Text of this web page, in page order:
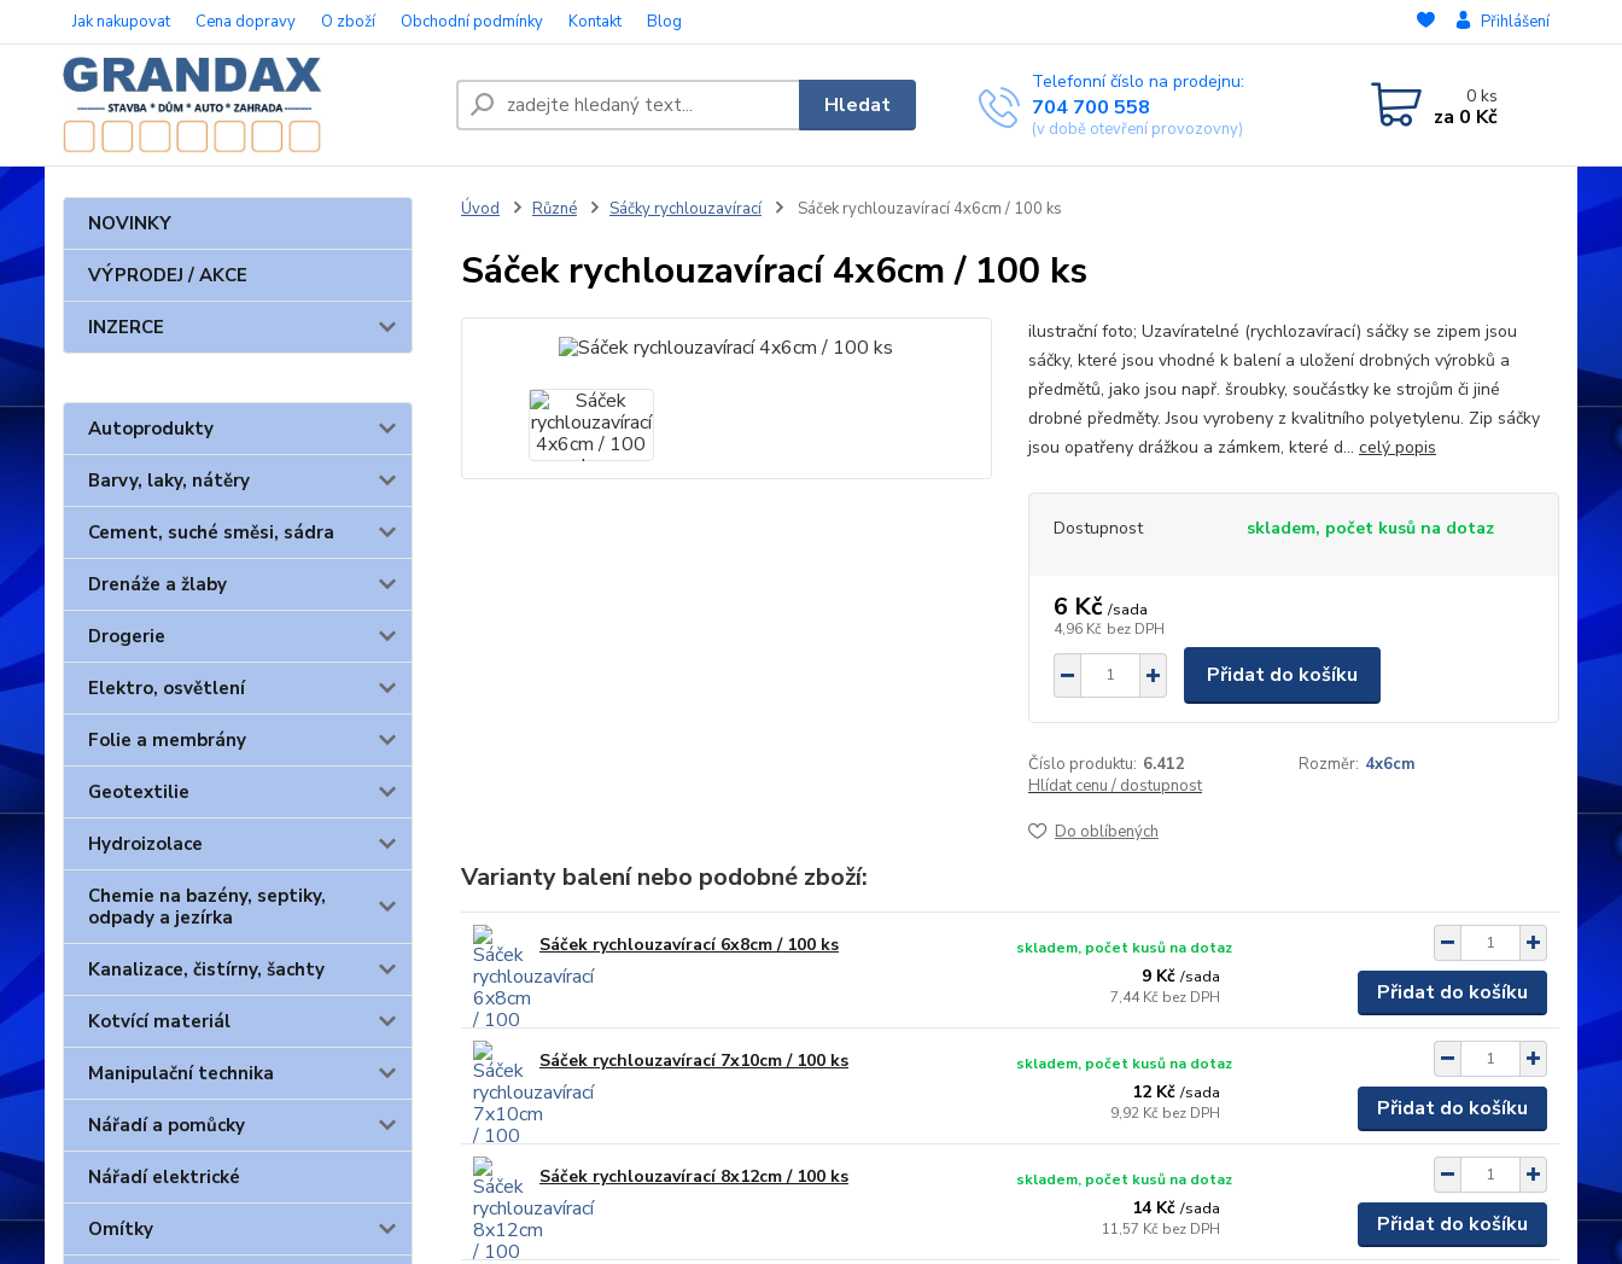
Jak nakupovat Cena dopravy O zboží Obchodní podmínky Kontakt Blog Přihlášení
Hledat
Telefonní číslo na prodejnu:
704 700 558
(v době otevření provozovny)
0ks
za 0 Kč
NOVINKY
VÝPRODEJ / AKCE
INZERCE
Autoprodukty
Barvy, laky, nátěry
Cement, suché směsi, sádra
Drenáže a žlaby
Drogerie
Elektro, osvětlení
Folie a membrány
Geotextilie
Hydroizolace
Chemie na bazény, septiky,
odpady a jezírka
Kanalizace, čistírny, šachty
Kotvící materiál
Manipulační technika
Nářadí a pomůcky
Nářadí elektrické
Omítky
Úvod Různé Sáčky rychlouzavírací Sáček rychlouzavírací 4x6cm / 100 ks
Sáček rychlouzavírací 4x6cm / 100 ks
ilustrační foto; Uzavíratelné (rychlozavírací) sáčky se zipem jsou
sáčky, které jsou vhodné k balení a uložení drobných výrobků a
předmětů, jako jsou např. šroubky, součástky ke strojům či jiné
drobné předměty. Jsou vyrobeny z kvalitního polyetylenu. Zip sáčky
jsou opatřeny drážkou a zámkem, které d... celý popis
Dostupnost skladem, počet kusů na dotaz
6 Kč /sada
4,96 Kč bez DPH
Přidat do košíku
Číslo produktu: 6.412 Rozměr: 4x6cm
Hlídat cenu / dostupnost
Do oblíbených
Varianty balení nebo podobné zboží:
Sáček rychlouzavírací 6x8cm / 100 ks
9 Kč /sada
7,44 Kč bez DPH
skladem, počet kusů na dotaz
Přidat do košíku
Sáček rychlouzavírací 7x10cm / 100 ks
12 Kč /sada
9,92 Kč bez DPH
skladem, počet kusů na dotaz
Přidat do košíku
Sáček rychlouzavírací 8x12cm / 100 ks
14 Kč /sada
11,57 Kč bez DPH
skladem, počet kusů na dotaz
Přidat do košíku